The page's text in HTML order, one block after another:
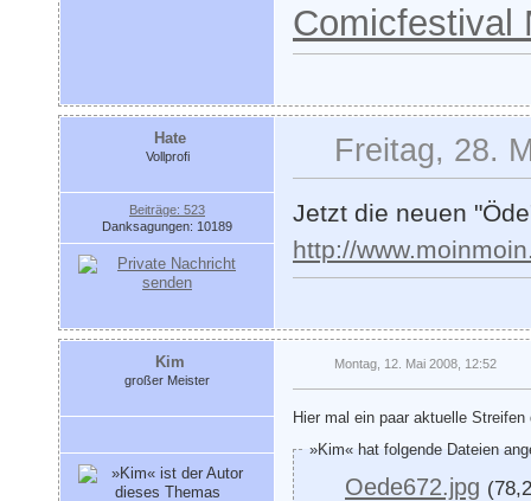
Comicfestival
Hate
Vollprofi
Beiträge: 523
Danksagungen: 10189
Freitag, 28.
Jetzt die neuen
http://
Kim
großer Meister
Montag, 12. Mai 2008, 12:52
Hier mal ein paar aktuelle
»Kim« hat folgende Dateien
Oede672.jpg